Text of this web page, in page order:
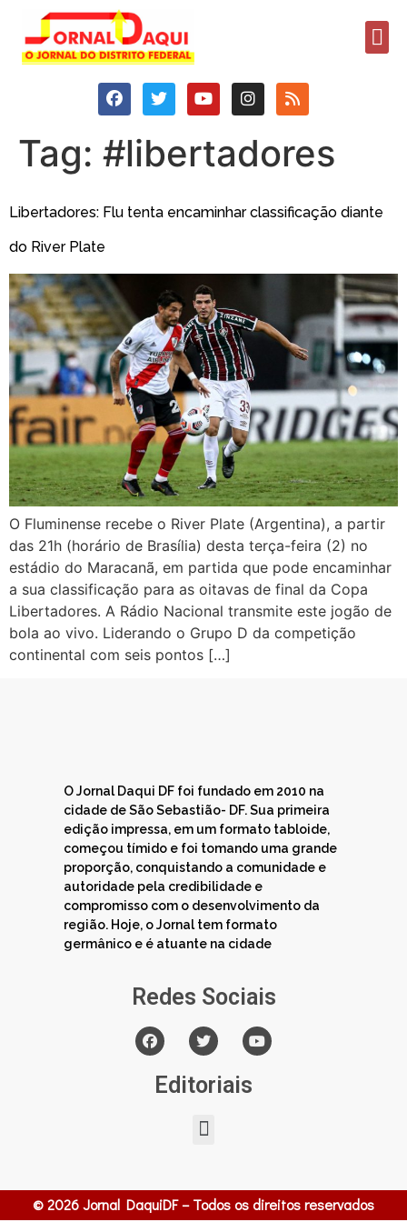
Tag: #libertadores
Libertadores: Flu tenta encaminhar classificação diante
do River Plate
O Fluminense recebe o River Plate (Argentina), a partir
das 21h (horário de Brasília) desta terça-feira (2) no
estádio do Maracanã, em partida que pode encaminhar
a sua classificação para as oitavas de final da Copa
Libertadores. A Rádio Nacional transmite este jogão de
bola ao vivo. Liderando o Grupo D da competição
continental com seis pontos […]
O Jornal Daqui DF foi fundado em 2010 na
cidade de São Sebastião- DF. Sua primeira
edição impressa, em um formato tabloide,
começou tímido e foi tomando uma grande
proporção, conquistando a comunidade e
autoridade pela credibilidade e
compromisso com o desenvolvimento da
região. Hoje, o Jornal tem formato
germânico e é atuante na cidade
Redes Sociais
Editoriais
© 2026 Jornal DaquiDF – Todos os direitos reservados